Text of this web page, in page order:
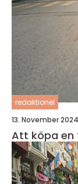
redaktionel
13. November 2024
Att köpa en